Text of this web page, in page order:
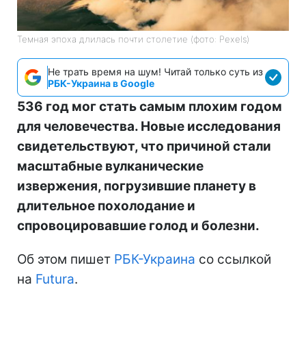
Темная эпоха длилась почти столетие (фото: Pexels)
Не трать время на шум! Читай только суть из
РБК-Украина в Google
536 год мог стать самым плохим годом
для человечества. Новые исследования
свидетельствуют, что причиной стали
масштабные вулканические
извержения, погрузившие планету в
длительное похолодание и
спровоцировавшие голод и болезни.
Об этом пишет РБК-Украина со ссылкой
на Futura.